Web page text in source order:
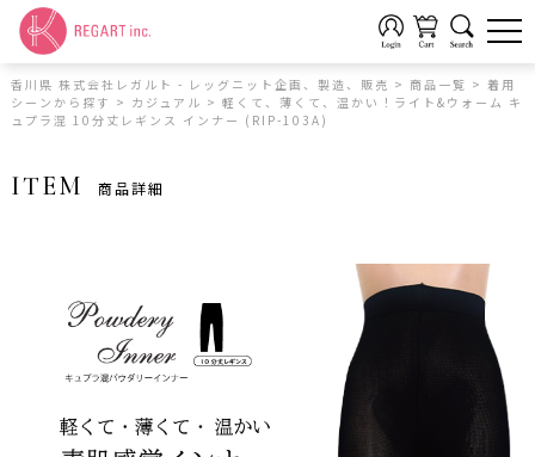
香川県 株式会社レガルト - レッグニット企画、製造、販売 > 商品一覧 > 着用
シーンから探す > カジュアル > 軽くて、薄くて、温かい！ライト&ウォーム キ
ュプラ混 10分丈レギンス インナー (RIP-103A)
ITEM 商品詳細